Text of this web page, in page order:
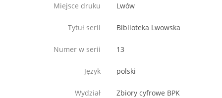
Miejsce druku Lwów
Tytuł serii Biblioteka Lwowska
Numer w serii 13
Język polski
Wydział Zbiory cyfrowe BPK